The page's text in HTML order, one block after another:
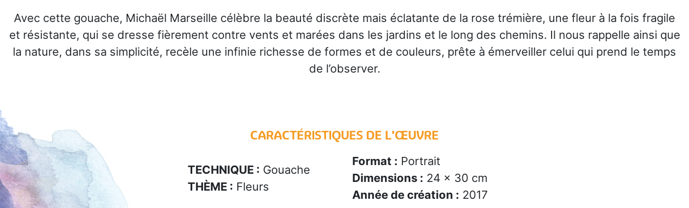
Avec cette gouache, Michaël Marseille célèbre la beauté discrète mais éclatante de la rose trémière, une fleur à la fois fragile
et résistante, qui se dresse fièrement contre vents et marées dans les jardins et le long des chemins. Il nous rappelle ainsi que
la nature, dans sa simplicité, recèle une infinie richesse de formes et de couleurs, prête à émerveiller celui qui prend le temps
de l’observer.
CARACTÉRISTIQUES DE L'ŒUVRE
TECHNIQUE : Gouache
THÈME : Fleurs
Format : Portrait
Dimensions : 24 x 30 cm
Année de création : 2017